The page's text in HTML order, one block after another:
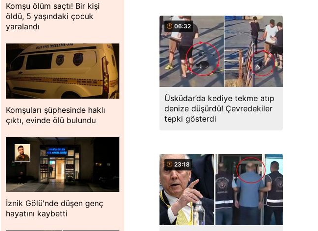
Komşu ölüm saçtı! Bir kişi
öldü, 5 yaşındaki çocuk
yaralandı
Komşuları şüphesinde haklı
çıktı, evinde ölü bulundu
İznik Gölü'nde düşen genç
hayatını kaybetti
06:32
Üsküdar’da kediye tekme atıp
denize düşürdü! Çevredekiler
tepki gösterdi
23:18